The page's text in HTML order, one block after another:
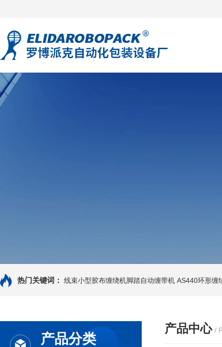
热门关键词： 线束小型胶布缠绕机脚踏自动缠带机 AS440环形缠
产品分类
产品中心 /